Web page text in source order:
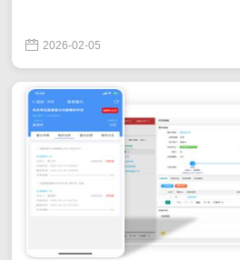
2026-02-05